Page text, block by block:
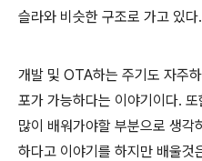
슬라와 비슷한 구조로 가고 있다.
개발 및 OTA하는 주기도 자주
포가 가능하다는 이야기이다.
많이 배워가야할 부분으로 생각
하다고 이야기를 하지만 배울것